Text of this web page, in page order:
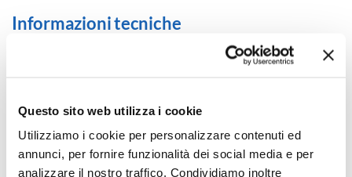
Questo sito web utilizza i cookie
Utilizziamo i cookie per personalizzare contenuti ed
annunci, per fornire funzionalità dei social media e per
analizzare il nostro traffico. Condividiamo inoltre
Informazioni tecniche
Guida batterie per orologi